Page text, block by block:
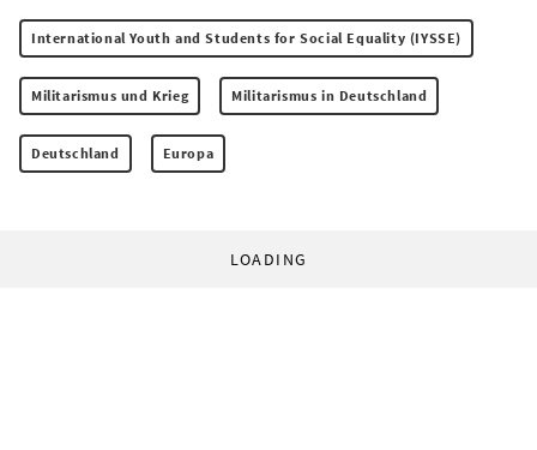
International Youth and Students for Social Equality (IYSSE)
Militarismus und Krieg Militarismus in Deutschland
Deutschland Europa
LOADING